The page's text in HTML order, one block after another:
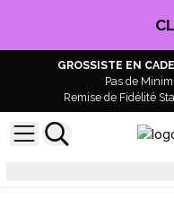
GROSSISTE EN
Pas de
Remise de Fidélité